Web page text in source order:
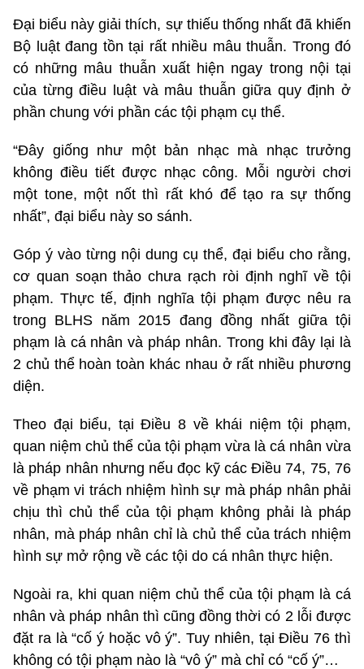
Đại biểu này giải thích, sự thiếu thống nhất đã khiến
Bộ luật đang tồn tại rất nhiều mâu thuẫn. Trong đó
có những mâu thuẫn xuất hiện ngay trong nội tại
của từng điều luật và mâu thuẫn giữa quy định ở
phần chung với phần các tội phạm cụ thể.
“Đây giống như một bản nhạc mà nhạc trưởng
không điều tiết được nhạc công. Mỗi người chơi
một tone, một nốt thì rất khó để tạo ra sự thống
nhất”, đại biểu này so sánh.
Góp ý vào từng nội dung cụ thể, đại biểu cho rằng,
cơ quan soạn thảo chưa rạch ròi định nghĩ về tội
phạm. Thực tế, định nghĩa tội phạm được nêu ra
trong BLHS năm 2015 đang đồng nhất giữa tội
phạm là cá nhân và pháp nhân. Trong khi đây lại là
2 chủ thể hoàn toàn khác nhau ở rất nhiều phương
diện.
Theo đại biểu, tại Điều 8 về khái niệm tội phạm,
quan niệm chủ thể của tội phạm vừa là cá nhân vừa
là pháp nhân nhưng nếu đọc kỹ các Điều 74, 75, 76
về phạm vi trách nhiệm hình sự mà pháp nhân phải
chịu thì chủ thể của tội phạm không phải là pháp
nhân, mà pháp nhân chỉ là chủ thể của trách nhiệm
hình sự mở rộng về các tội do cá nhân thực hiện.
Ngoài ra, khi quan niệm chủ thể của tội phạm là cá
nhân và pháp nhân thì cũng đồng thời có 2 lỗi được
đặt ra là “cố ý hoặc vô ý”. Tuy nhiên, tại Điều 76 thì
không có tội phạm nào là “vô ý” mà chỉ có “cố ý”…